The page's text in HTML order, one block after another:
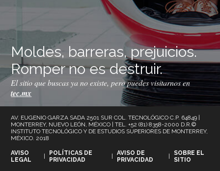
Moldes, barreras, prejuicios.
Romper no es destruir.
El sitio que buscas ya no existe, pero puedes visitarnos en
tec.mx
AV. EUGENIO GARZA SADA 2501 SUR COL. TECNOLÓGICO C.P. 64849 |
MONTERREY, NUEVO LEÓN, MÉXICO | TEL. +52 (81) 8358-2000 D.R.©
INSTITUTO TECNOLÓGICO Y DE ESTUDIOS SUPERIORES DE MONTERREY,
MÉXICO. 2018
AVISO
LEGAL
POLÍTICAS DE
PRIVACIDAD
AVISO DE
PRIVACIDAD
SOBRE EL
SITIO